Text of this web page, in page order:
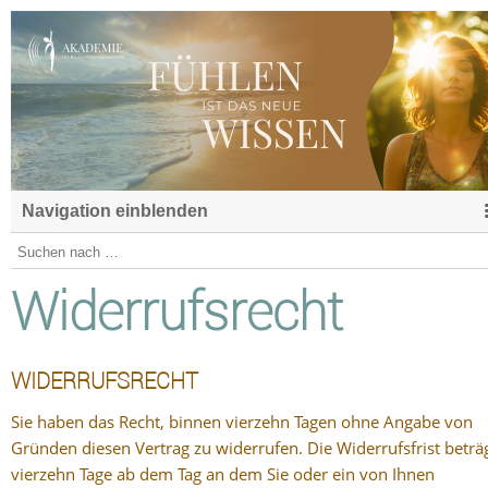
Navigation einblenden
Widerrufsrecht
WIDERRUFSRECHT
Sie haben das Recht, binnen vierzehn Tagen ohne Angabe von
Gründen diesen Vertrag zu widerrufen. Die Widerrufsfrist
vierzehn Tage ab dem Tag an dem Sie oder ein von Ihnen